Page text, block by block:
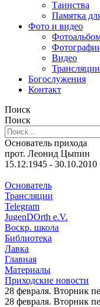
Таинства
Памятка
Фото и видео
Видео
Трансляции
Богослужения
Контакт
Поиск
Поиск
Основатель прихода
прот. Леонид Цыпин
15.12.1945 - 30.10.2010
Основатель
Трансляции
Telegram
JugenDOrth e.V.
Воскр. школа
Библиотека
Лавка
Главная
Материалы
Приходские новости
28 февраля. Вторник
28 февраля. Вторник